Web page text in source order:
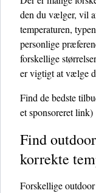
den du vælger, vil
temperaturen,
personlige
forskellige
er vigtigt at vælge
Find de bedste
et sponsoreret link)
Find
korrekte
Forskellige